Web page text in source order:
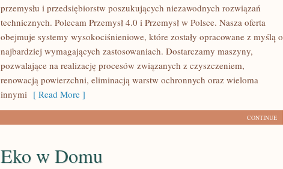
przemysłu i przedsiębiorstw poszukujących niezawodnych rozwiązań
technicznych. Polecam Przemysł 4.0 i Przemysł w Polsce. Nasza oferta
obejmuje systemy wysokociśnieniowe, które zostały opracowane z myślą o
najbardziej wymagających zastosowaniach. Dostarczamy maszyny,
pozwalające na realizację procesów związanych z czyszczeniem,
renowacją powierzchni, eliminacją warstw ochronnych oraz wieloma
innymi [ Read More ]
CONTINUE
Eko w Domu